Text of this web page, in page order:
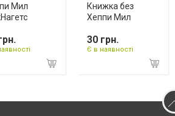
Мил
Книжка без
Хеппи Мил
30 грн.
Є в наявності